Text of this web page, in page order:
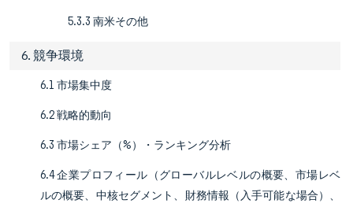
5.3.3 南米その他
6. 競争環境
6.1 市場集中度
6.2 戦略的動向
6.3 市場シェア（%）・ランキング分析
6.4 企業プロフィール（グローバルレベルの概要、市場レベ
ルの概要、中核セグメント、財務情報（入手可能な場合）、